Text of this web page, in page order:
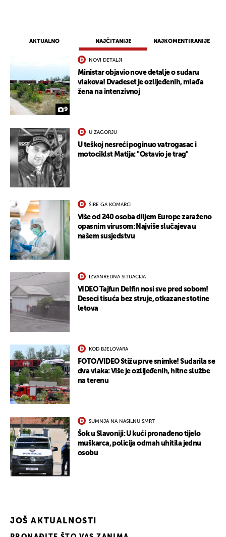
AKTUALNO NAJČITANIJE NAJKOMENTIRANIJE
9
NOVI DETALJI
Ministar objavio nove detalje o sudaru
vlakova! Dvadeset je ozlijeđenih, mlađa
žena na intenzivnoj
U ZAGORJU
U teškoj nesreći poginuo vatrogasac i
motociklst Matija: "Ostavio je trag"
ŠIRE GA KOMARCI
Više od 240 osoba diljem Europe zaraženo
opasnim virusom: Najviše slučajeva u
našem susjedstvu
IZVANREDNA SITUACIJA
VIDEO Tajfun Delfin nosi sve pred sobom!
Deseci tisuća bez struje, otkazane stotine
letova
KOD BJELOVARA
FOTO/VIDEO Stižu prve snimke! Sudarila se
dva vlaka: Više je ozlijeđenih, hitne službe
na terenu
SUMNJA NA NASILNU SMRT
Šok u Slavoniji: U kući pronađeno tijelo
muškarca, policija odmah uhitila jednu
osobu
JOŠ AKTUALNOSTI
UKLJUČITE NOTIFIKACIJE